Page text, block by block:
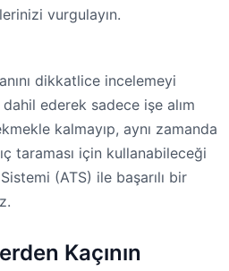
vurgulayın.
dikkatlice incelemeyi
ederek sadece işe alım
kalmayıp, aynı zamanda
taraması için kullanabileceği
(ATS) ile başarılı bir
Kaçının